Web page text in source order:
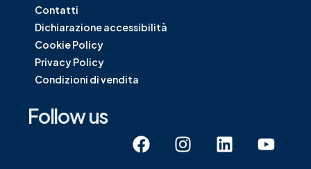
Contatti
Dichiarazione accessibilità
Cookie Policy
Privacy Policy
Condizioni di vendita
Follow us